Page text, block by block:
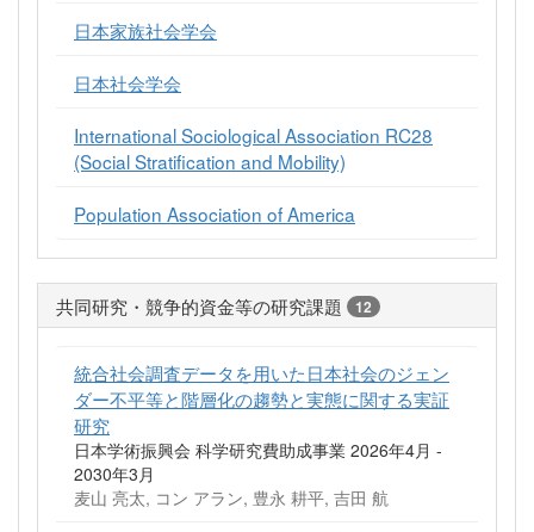
日本家族社会学会
日本社会学会
International Sociological Association RC28
(Social Stratification and Mobility)
Population Association of America
共同研究・競争的資金等の研究課題 12
統合社会調査データを用いた日本社会のジェン
ダー不平等と階層化の趨勢と実態に関する実証
研究
日本学術振興会 科学研究費助成事業 2026年4月 -
2030年3月
麦山 亮太, コン アラン, 豊永 耕平, 吉田 航